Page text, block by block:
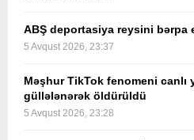
ABŞ deportasiya reysini bərpa
5 Avqust 2026, 23:37
Məşhur TikTok fenomeni canlı
güllələnərək öldürüldü
5 Avqust 2026, 23:28